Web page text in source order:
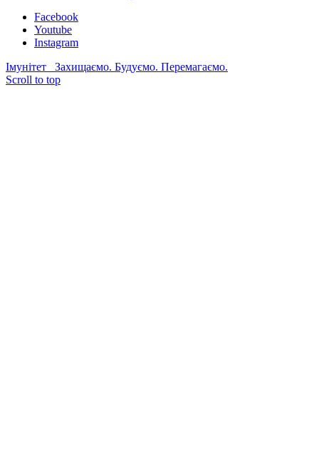
Facebook
Youtube
Instagram
Імунітет
Захищаємо. Будуємо. Перемагаємо.
Scroll to top